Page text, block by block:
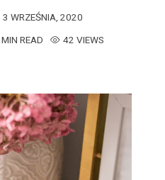
3 WRZEŚNIA, 2020
READ 42 VIEWS